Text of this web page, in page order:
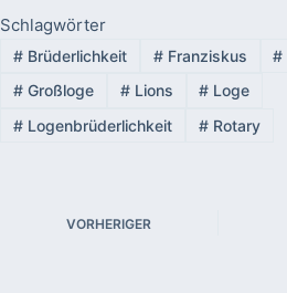
Schlagwörter
#Brüderlichkeit #Franziskus #
#Großloge #Lions # Loge
#Logenbrüderlichkeit #Rotary
VORHERIGER